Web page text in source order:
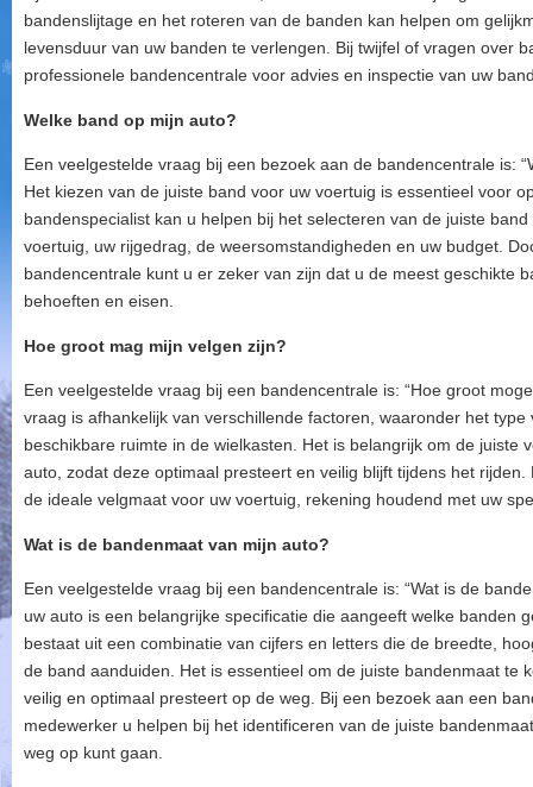
bandenslijtage en het roteren van de banden kan helpen om
levensduur van uw banden te verlengen. Bij twijfel of vragen over
professionele bandencentrale voor advies en inspectie van uw
Welke band op mijn auto?
Een veelgestelde vraag bij een bezoek aan de bandencentrale is:
Het kiezen van de juiste band voor uw voertuig is essentieel voor
bandenspecialist kan u helpen bij het selecteren van de juiste
voertuig, uw rijgedrag, de weersomstandigheden en uw budget.
bandencentrale kunt u er zeker van zijn dat u de meest geschikte
behoeften en eisen.
Hoe groot mag mijn velgen zijn?
Een veelgestelde vraag bij een bandencentrale is: “Hoe groot
vraag is afhankelijk van verschillende factoren, waaronder het
beschikbare ruimte in de wielkasten. Het is belangrijk om de juiste
auto, zodat deze optimaal presteert en veilig blijft tijdens het
de ideale velgmaat voor uw voertuig, rekening houdend met uw
Wat is de bandenmaat van mijn auto?
Een veelgestelde vraag bij een bandencentrale is: “Wat is de
uw auto is een belangrijke specificatie die aangeeft welke banden
bestaat uit een combinatie van cijfers en letters die de breedte,
de band aanduiden. Het is essentieel om de juiste bandenmaat te
veilig en optimaal presteert op de weg. Bij een bezoek aan een
medewerker u helpen bij het identificeren van de juiste
weg op kunt gaan.